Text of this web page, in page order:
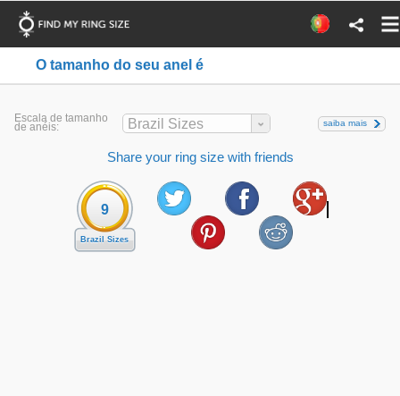
O tamanho do seu anel é
Escala de tamanho
de anéis: Brazil Sizes saiba mais
Share your ring size with friends
9
Brazil Sizes